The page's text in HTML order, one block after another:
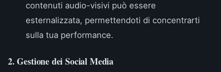
contenuti audio-visivi può essere
esternalizzata, permettendoti di concentrarti
sulla tua performance.
2. Gestione dei Social Media